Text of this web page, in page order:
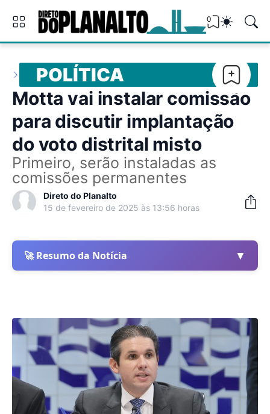
0
POLÍTICA
Motta vai instalar comissão
para discutir implantação
do voto distrital misto
Primeiro, serão instaladas as
comissões permanentes
Direto do Planalto
15 de fevereiro de 2025 às 13:56 horas
🚀 Resumo da Notícia ▼